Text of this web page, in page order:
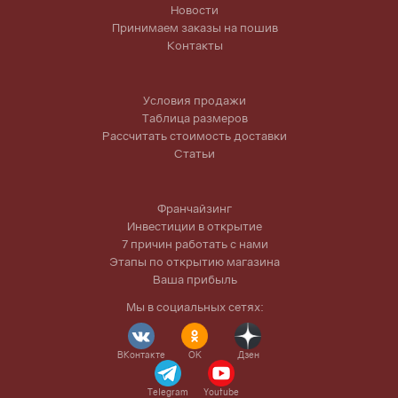
Новости
Принимаем заказы на пошив
Контакты
Условия продажи
Таблица размеров
Рассчитать стоимость доставки
Статьи
Франчайзинг
Инвестиции в открытие
7 причин работать с нами
Этапы по открытию магазина
Ваша прибыль
Мы в социальных сетях:
ВКонтакте OK Дзен
Telegram Youtube